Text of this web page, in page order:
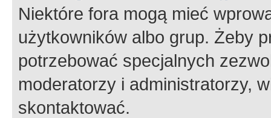
Niektóre fora mogą mieć
użytkowników albo grup. Żeby
potrzebować specjalnych
moderatorzy i administratorzy,
skontaktować.